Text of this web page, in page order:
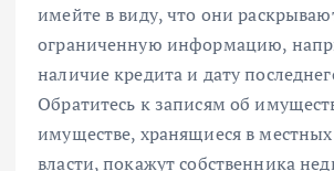
имейте в виду, что они
ограниченную информацию,
наличие кредита и дату
Обратитесь к записям об
имуществе, хранящиеся в местных
власти, покажут собственника